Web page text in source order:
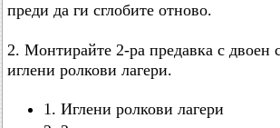
преди да ги сглобите отново.
2. Монтирайте 2-ра предавка с двоен
иглени ролкови лагери.
1. Иглени ролкови лагери